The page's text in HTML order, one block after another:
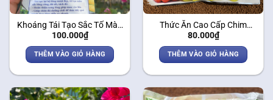
Khoáng Tái Tạo Sắc Tố Màu
Lông
100.000₫
THÊM VÀO GIỎ HÀNG
Thức Ăn Cao Cấp Chim
Chào Mào – Cám Khoáng
80.000₫
THÊM VÀO GIỎ HÀNG